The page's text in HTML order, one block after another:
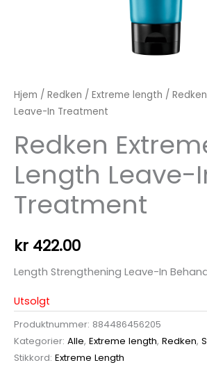
Hjem / Redken / Extreme length /
Leave-In Treatment
Redken
Length Leave-
Treatment
kr 422.00
Length Strengthening Leave-In
Utsolgt
Produktnummer: 884486456205
Kategorier: Alle, Extreme length, Redken,
Stikkord: Extreme Length